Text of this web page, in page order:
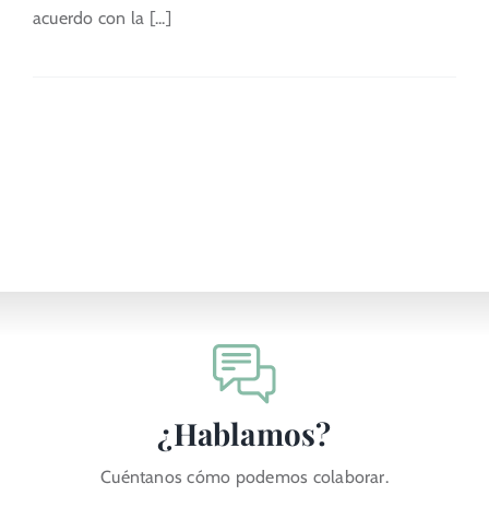
acuerdo con la [...]
¿Hablamos?
Cuéntanos cómo podemos colaborar.